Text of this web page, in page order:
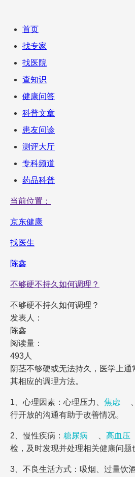
首页
找专家
找医院
查知识
健康问答
科普文章
患友问诊
测评大厅
专科频道
药品科普
当前位置：
京东健康
找医生
陈鑫
不够硬不持久如何调理？
不够硬不持久如何调理？
发表人：
陈鑫
阅读量：
493人
阴茎不够硬或无法持久，医学上通
其相应的调理方法。
1、心理因素：心理压力、 焦虑
行开放的沟通有助于改善情况。
2、慢性疾病： 糖尿病 高血压
检，及时发现并处理相关健康问题
3、不良生活方式：吸烟、过量饮